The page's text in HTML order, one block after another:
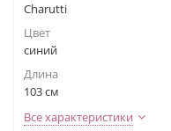
Charutti
Цвет
синий
Длина
103 см
Все характеристики